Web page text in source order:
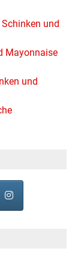
und
Mayonnaise
und